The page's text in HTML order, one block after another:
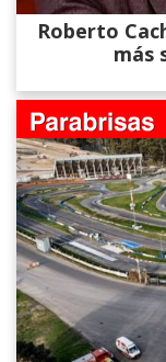
Roberto
más